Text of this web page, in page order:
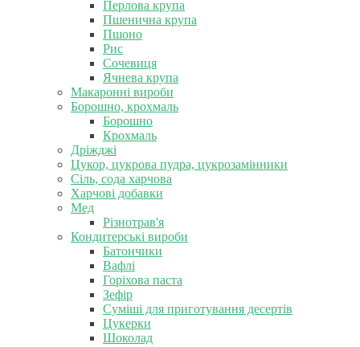
Перлова крупа
Пшенична крупа
Пшоно
Рис
Сочевиця
Ячнева крупа
Макаронні вироби
Борошно, крохмаль
Борошно
Крохмаль
Дріжджі
Цукор, цукрова пудра, цукрозамінники
Сіль, сода харчова
Харчові добавки
Мед
Різнотрав'я
Кондитерські вироби
Батончики
Вафлі
Горіхова паста
Зефір
Суміші для приготування десертів
Цукерки
Шоколад